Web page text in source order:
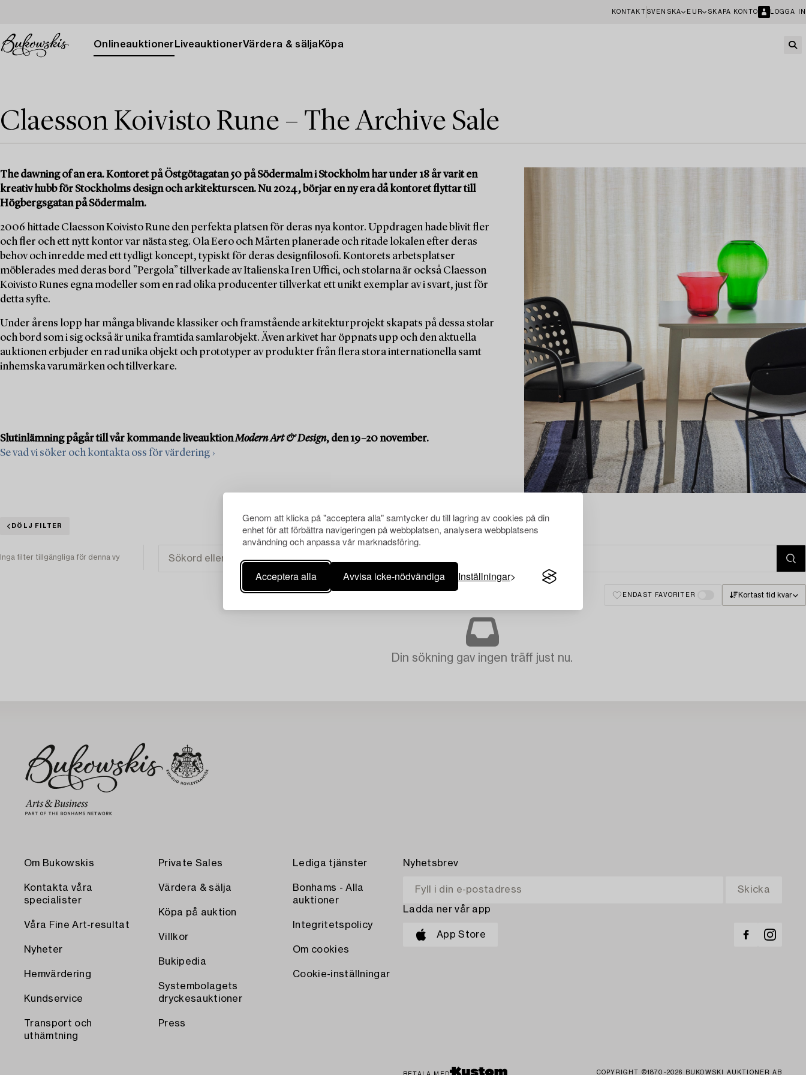
Genom att klicka på "acceptera alla" samtycker du till lagring av cookies på din
enhet för att förbättra navigeringen på webbplatsen, analysera webbplatsens
användning och anpassa vår marknadsföring.
Acceptera alla Avvisa icke-nödvändiga Inställningar
KONTAKT SVENSKA EUR SKAPA KONTO LOGGA IN
Onlineauktioner LiveauktionerVärdera & sälja Köpa
Claesson Koivisto Rune – The Archive Sale
The dawning of an era. Kontoret på Östgötagatan 50 på Södermalm i Stockholm har under 18 år varit en
kreativ hubb för Stockholms design och arkitekturscen. Nu 2024, börjar en ny era då kontoret flyttar till
Högbergsgatan på Södermalm.
2006 hittade Claesson Koivisto Rune den perfekta platsen för deras nya kontor. Uppdragen hade blivit fler
och fler och ett nytt kontor var nästa steg. Ola Eero och Mårten planerade och ritade lokalen efter deras
behov och inredde med ett tydligt koncept, typiskt för deras designfilosofi. Kontorets arbetsplatser
möblerades med deras bord ”Pergola” tillverkade av Italienska Iren Uffici, och stolarna är också Claesson
Koivisto Runes egna modeller som en rad olika producenter tillverkat ett unikt exemplar av i svart, just för
detta syfte.
Under årens lopp har många blivande klassiker och framstående arkitekturprojekt skapats på dessa stolar
och bord som i sig också är unika framtida samlarobjekt. Även arkivet har öppnats upp och den aktuella
auktionen erbjuder en rad unika objekt och prototyper av produkter från flera stora internationella samt
inhemska varumärken och tillverkare.
Slutinlämning pågår till vår kommande liveauktionModern Art & Design, den 19–20 november.
Se vad vi söker och kontakta oss för värdering ›
DÖLJ FILTER
Inga filter tillgängliga för denna vy
ENDAST FAVORITER Kortast tid kvar
Din sökning gav ingen träff just nu.
Om Bukowskis
Kontakta våra
specialister
Våra Fine Art-resultat
Nyheter
Hemvärdering
Kundservice
Transport och
uthämtning
Private Sales
Värdera & sälja
Köpa på auktion
Villkor
Bukipedia
Systembolagets
dryckesauktioner
Press
Lediga tjänster
Bonhams - Alla
auktioner
Integritetspolicy
Om cookies
Cookie-inställningar
Nyhetsbrev
Ladda ner vår app
App Store
COPYRIGHT ©1870-2026 BUKOWSKI AUKTIONER AB